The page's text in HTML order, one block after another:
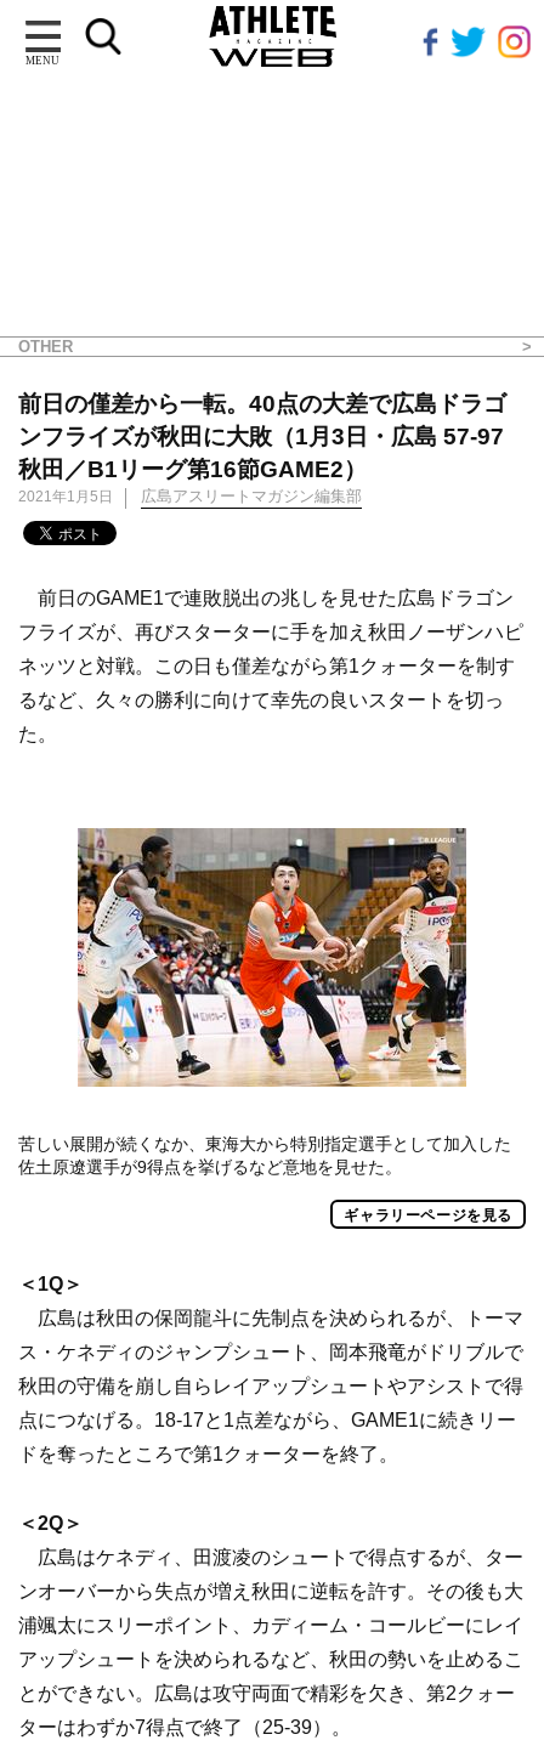
MENU
OTHER
前日の僅差から一転。40点の大差で広島ドラゴ
ンフライズが秋田に大敗（1月3日・広島 57-97
秋田／B1リーグ第16節GAME2）
2021年1月5日 広島アスリートマガジン編集部
前日のGAME1で連敗脱出の兆しを見せた広島ドラゴン
フライズが、再びスターターに手を加え秋田ノーザンハピ
ネッツと対戦。この日も僅差ながら第1クォーターを制す
るなど、久々の勝利に向けて幸先の良いスタートを切っ
た。
苦しい展開が続くなか、東海大から特別指定選手として加入した
佐土原遼選手が9得点を挙げるなど意地を見せた。
ギャラリーページを見る
＜1Q＞
広島は秋田の保岡龍斗に先制点を決められるが、トーマ
ス・ケネディのジャンプシュート、岡本飛竜がドリブルで
秋田の守備を崩し自らレイアップシュートやアシストで得
点につなげる。18-17と1点差ながら、GAME1に続きリー
ドを奪ったところで第1クォーターを終了。
＜2Q＞
広島はケネディ、田渡凌のシュートで得点するが、ター
ンオーバーから失点が増え秋田に逆転を許す。その後も大
浦颯太にスリーポイント、カディーム・コールビーにレイ
アップシュートを決められるなど、秋田の勢いを止めるこ
とができない。広島は攻守両面で精彩を欠き、第2クォー
ターはわずか7得点で終了（25-39）。